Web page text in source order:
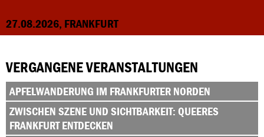
27.08.2026, FRANKFURT
VERGANGENE VERANSTALTUNGEN
APFELWANDERUNG IM FRANKFURTER NORDEN
ZWISCHEN SZENE UND SICHTBARKEIT: QUEERES
FRANKFURT ENTDECKEN